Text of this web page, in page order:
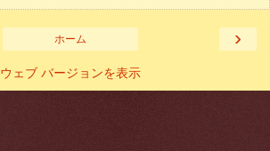
›
ホーム
ウェブ バージョンを表示